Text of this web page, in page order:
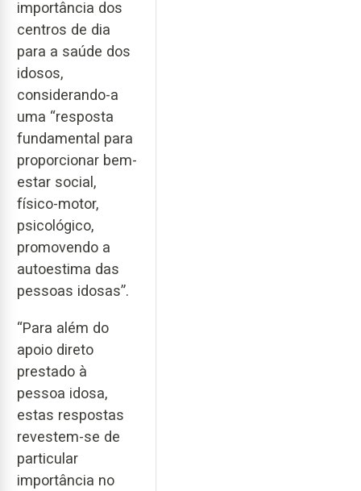
importância dos
centros de dia
para a saúde dos
idosos,
considerando-a
uma “resposta
fundamental para
proporcionar bem-
estar social,
físico-motor,
psicológico,
promovendo a
autoestima das
pessoas idosas”.
“Para além do
apoio direto
prestado à
pessoa idosa,
estas respostas
revestem-se de
particular
importância no